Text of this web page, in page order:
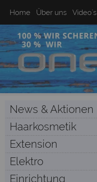
Home Über uns Video`s
News & Aktionen
Haarkosmetik
Extension
Elektro
Einrichtung